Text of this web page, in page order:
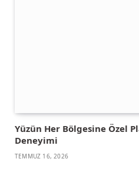
Yüzün Her Bölgesine Özel
Deneyimi
TEMMUZ 16, 2026